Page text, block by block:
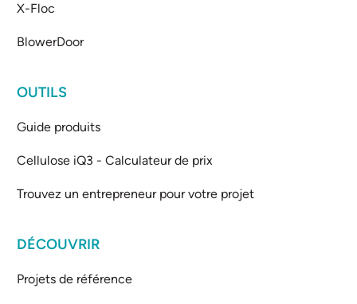
X-Floc
BlowerDoor
OUTILS
Guide produits
Cellulose iQ3 - Calculateur de prix
Trouvez un entrepreneur pour votre projet
DÉCOUVRIR
Projets de référence